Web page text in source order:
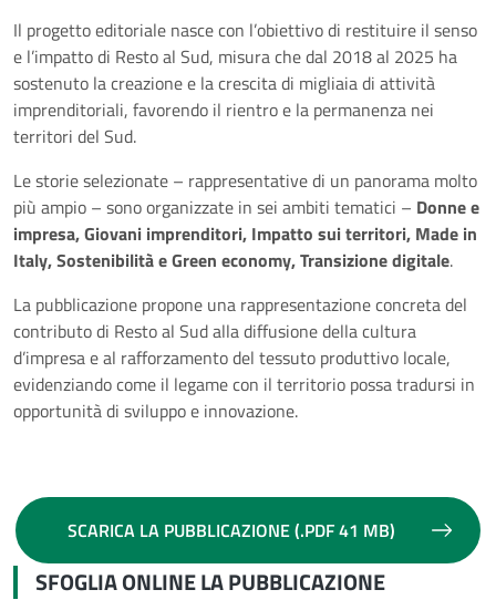
Il progetto editoriale nasce con l’obiettivo di restituire il senso
e l’impatto di Resto al Sud, misura che dal 2018 al 2025 ha
sostenuto la creazione e la crescita di migliaia di attività
imprenditoriali, favorendo il rientro e la permanenza nei
territori del Sud.
Le storie selezionate – rappresentative di un panorama molto
più ampio – sono organizzate in sei ambiti tematici – Donne e
impresa, Giovani imprenditori, Impatto sui territori, Made in
Italy, Sostenibilità e Green economy, Transizione digitale.
La pubblicazione propone una rappresentazione concreta del
contributo di Resto al Sud alla diffusione della cultura
d’impresa e al rafforzamento del tessuto produttivo locale,
evidenziando come il legame con il territorio possa tradursi in
opportunità di sviluppo e innovazione.
SCARICA LA PUBBLICAZIONE (.PDF 41 MB)
SFOGLIA ONLINE LA PUBBLICAZIONE